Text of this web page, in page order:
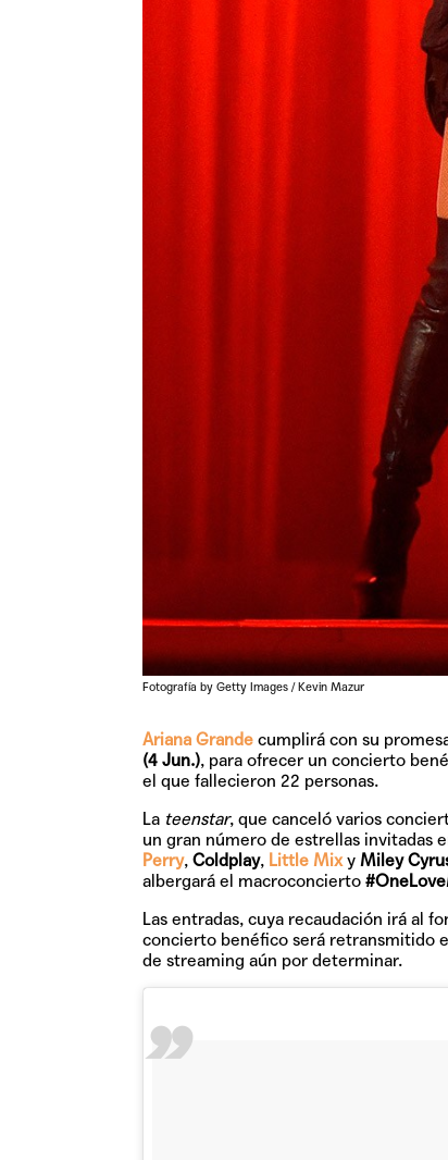
Fotografía by Getty Images / Kevin Mazur
Ariana Grandecumplirá con su
(4 Jun.), para ofrecer un concierto
el que fallecieron 22 personas.
La teenstar, que canceló varios
un gran número de estrellas invitadas
Perry,Coldplay, Little MixyMiley
albergará el macroconcierto
Las entradas, cuya recaudación irá al
concierto benéfico será retransmitido
de streaming aún por determinar.